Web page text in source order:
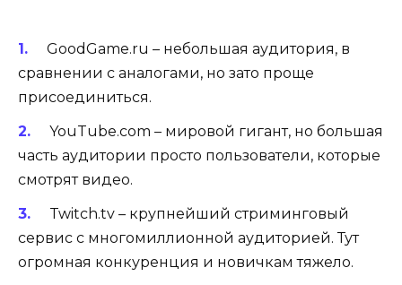
GoodGame.ru – небольшая аудитория, в
сравнении с аналогами, но зато проще
присоединиться.
YouTube.com – мировой гигант, но большая
часть аудитории просто пользователи, которые
смотрят видео.
Twitch.tv – крупнейший стриминговый
сервис с многомиллионной аудиторией. Тут
огромная конкуренция и новичкам тяжело.